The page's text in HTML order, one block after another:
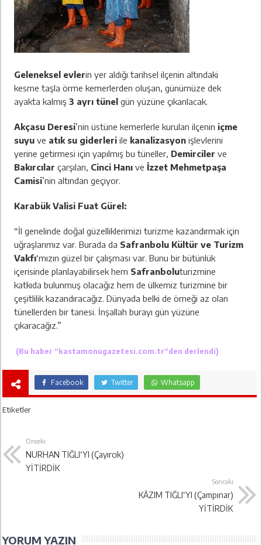
Geleneksel evlerin yer aldığı tarihsel ilçenin altındaki
kesme taşla örme kemerlerden oluşan, günümüze dek
ayakta kalmış3 ayrı tünel gün yüzüne çıkarılacak.
Akçasu Deresi’nin üstüne kemerlerle kurulan ilçenin içme
suyu ve atık su giderleri ile kanalizasyonişlevlerini
yerine getirmesi için yapılmış bu tüneller, Demirciler ve
Bakırcılarçarşıları, Cinci Hanıve İzzet Mehmetpaşa
Camisi’nin altından geçiyor.
Karabük Valisi Fuat Gürel:
“İl genelinde doğal güzelliklerimizi turizme kazandırmak için
uğraşlarımız var. Burada da Safranbolu Kültür ve Turizm
Vakfı‘mızın güzel bir çalışması var. Bunu bir bütünlük
içerisinde planlayabilirsek hem Safranboluturizmine
katkıda bulunmuş olacağız hem de ülkemiz turizmine bir
çeşitlilik kazandıracağız. Dünyada belki de örneği az olan
tünellerden bir tanesi. İnşallah burayı gün yüzüne
çıkaracağız.”
(Bu haber “kastamonugazetesi.com.tr“den derlendi)
Facebook Twitter Whatsapp
Etiketler
Önceki
NURHAN TIĞLI‘YI (Çayırcık)
YİTİRDİK
Sonraki
KÂZIM TIĞLI‘YI (Çampınar)
YİTİRDİK
YORUM YAZIN